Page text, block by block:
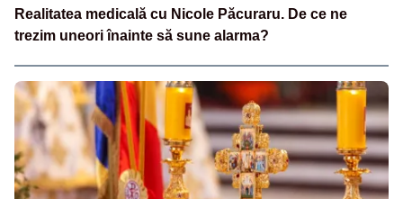
Realitatea medicală cu Nicole Păcuraru. De ce ne
trezim uneori înainte să sune alarma?